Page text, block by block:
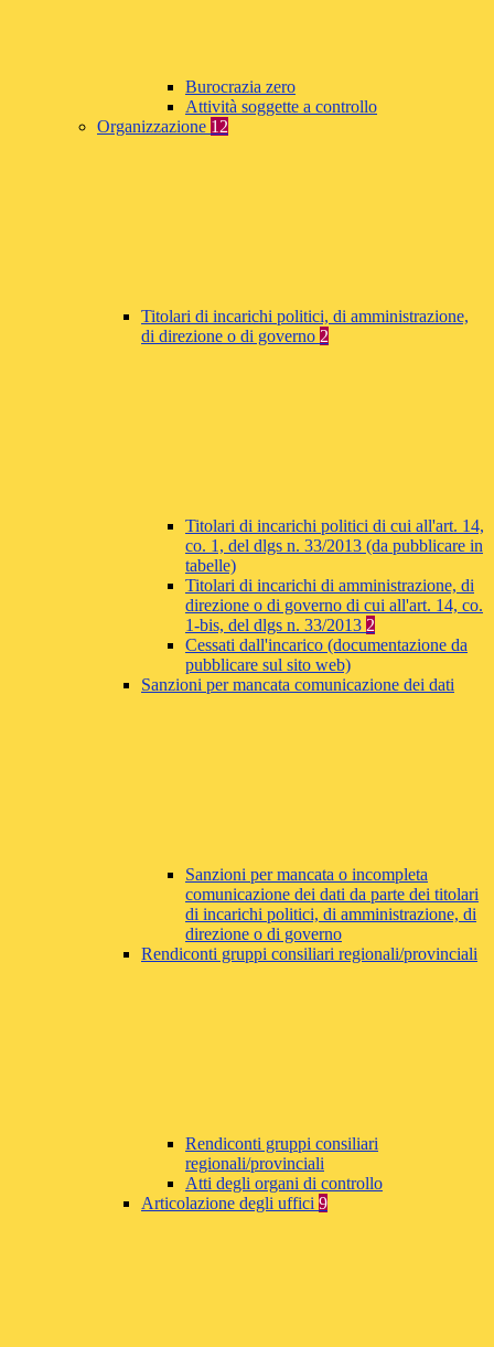
Burocrazia zero
Attività soggette a controllo
Organizzazione 12
Titolari di incarichi politici, di amministrazione,
di direzione o di governo 2
Titolari di incarichi politici di cui all'art. 14,
co. 1, del dlgs n. 33/2013 (da pubblicare in
tabelle)
Titolari di incarichi di amministrazione, di
direzione o di governo di cui all'art. 14, co.
1-bis, del dlgs n. 33/2013 2
Cessati dall'incarico (documentazione da
pubblicare sul sito web)
Sanzioni per mancata comunicazione dei dati
Sanzioni per mancata o incompleta
comunicazione dei dati da parte dei titolari
di incarichi politici, di amministrazione, di
direzione o di governo
Rendiconti gruppi consiliari regionali/provinciali
Rendiconti gruppi consiliari
regionali/provinciali
Atti degli organi di controllo
Articolazione degli uffici 9